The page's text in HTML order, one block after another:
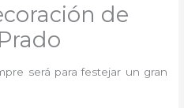
de
será para festejar un gran